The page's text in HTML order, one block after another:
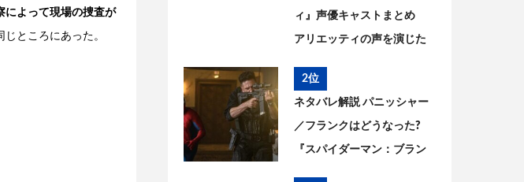
によって現場の捜査が
ところにあった。
ィ』声優キャストまとめ
アリエッティの声を演じた
2位
ネタバレ解説 パニッシャー
／フランクはどうなった?
『スパイダーマン：ブラン